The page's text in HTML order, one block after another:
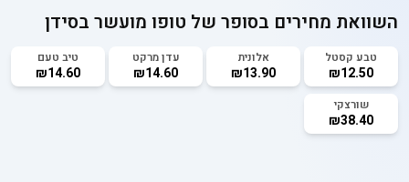
השוואת מחירים בסופר של טופו מועשר בסידן
טבע קסטל
₪12.50
אלונית
₪13.90
עדן מרקט
₪14.60
טיב טעם
₪14.60
שורצקי
₪38.40